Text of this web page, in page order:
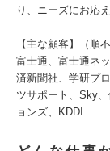
り、ニーズにお応
【主な顧客】（順
富士通、富士通ネ
済新聞社、学研プ
ツサポート、Sky
ョンズ、KDDI